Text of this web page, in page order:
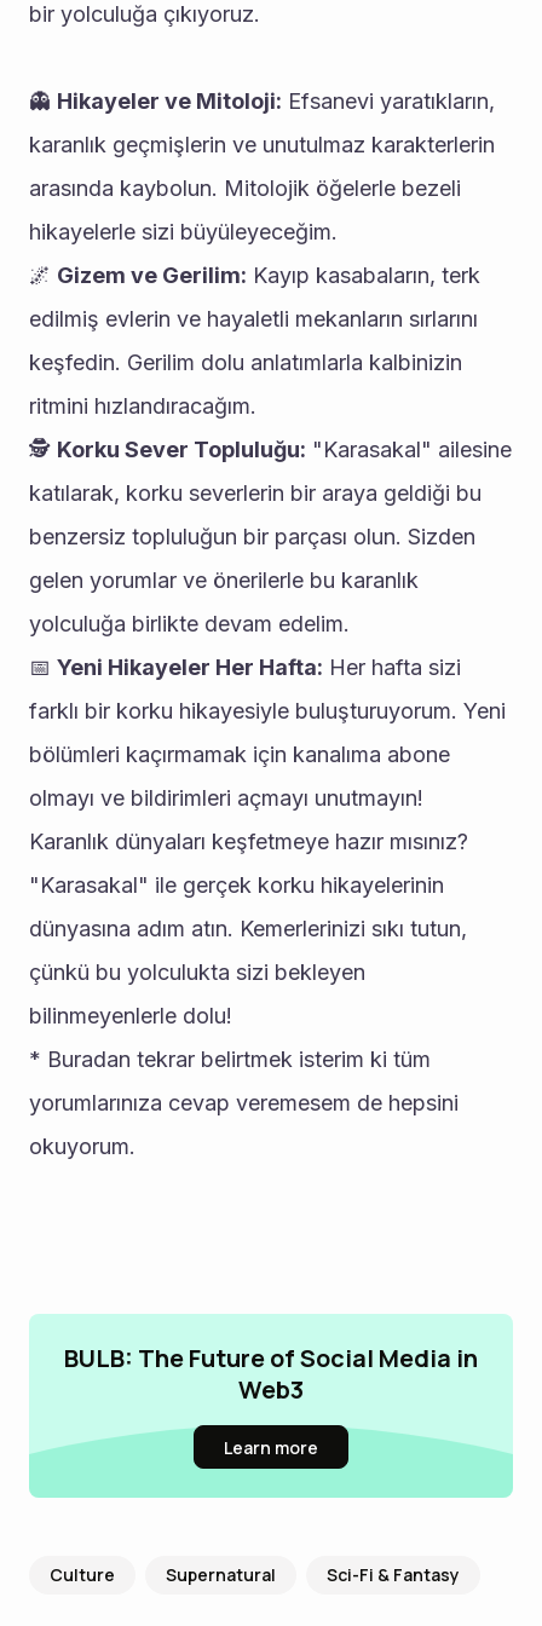
bir yolculuğa çıkıyoruz.
👻 Hikayeler ve Mitoloji: Efsanevi yaratıkların,
karanlık geçmişlerin ve unutulmaz karakterlerin
arasında kaybolun. Mitolojik öğelerle bezeli
hikayelerle sizi büyüleyeceğim.
🌌 Gizem ve Gerilim: Kayıp kasabaların, terk
edilmiş evlerin ve hayaletli mekanların sırlarını
keşfedin. Gerilim dolu anlatımlarla kalbinizin
ritmini hızlandıracağım.
🕵️ Korku Sever Topluluğu: "Karasakal" ailesine
katılarak, korku severlerin bir araya geldiği bu
benzersiz topluluğun bir parçası olun. Sizden
gelen yorumlar ve önerilerle bu karanlık
yolculuğa birlikte devam edelim.
📅 Yeni Hikayeler Her Hafta: Her hafta sizi
farklı bir korku hikayesiyle buluşturuyorum. Yeni
bölümleri kaçırmamak için kanalıma abone
olmayı ve bildirimleri açmayı unutmayın!
Karanlık dünyaları keşfetmeye hazır mısınız?
"Karasakal" ile gerçek korku hikayelerinin
dünyasına adım atın. Kemerlerinizi sıkı tutun,
çünkü bu yolculukta sizi bekleyen
bilinmeyenlerle dolu!
* Buradan tekrar belirtmek isterim ki tüm
yorumlarınıza cevap veremesem de hepsini
okuyorum.
BULB: The Future of Social Media in
Web3
Learn more
Culture Supernatural Sci-Fi & Fantasy